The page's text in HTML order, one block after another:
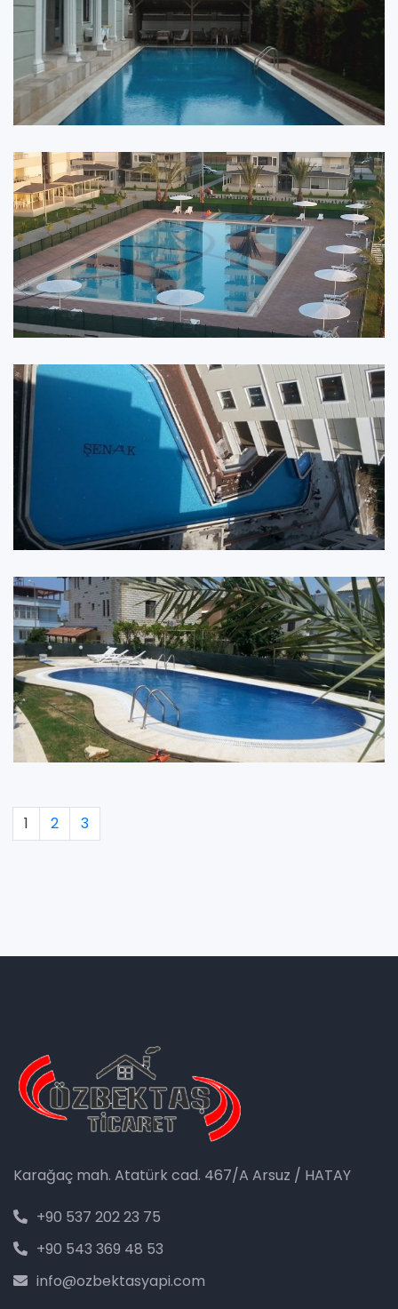
1 2 3
Karağaç mah. Atatürk cad. 467/A Arsuz / HATAY
+90 537 202 23 75
+90 543 369 48 53
info@ozbektasyapi.com